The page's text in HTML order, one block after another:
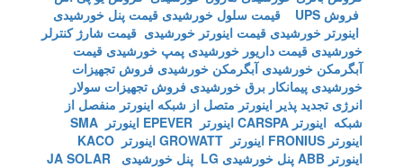
فروش UPS
قیمت سلول خورشیدی قیمت پنل خورشیدی
اینورتر خورشیدی قیمت اینورتر خورشیدی قیمت شارژ کنترلر
خورشیدی قیمت داریور خورشیدی پمپ خورشیدی قیمت
آبگرمکن خورشیدی آبگرمکن خورشیدی فروش تجهیزات
خورشیدی پیمانکار برق خورشیدی فروش تجهیزات سولار
انرژی تجدید پذیر اینورتر متصل از شبکه اینورتر منفصل از
شبکه اینورتر CARSPA اینورتر EPEVER
اینورتر SMA
اینورتر FRONIUS
اینورتر GROWATT
اینورتر KACO
اینورتر ABB
پنل خورشیدی LG
پنل خورشیدی JA SOLAR